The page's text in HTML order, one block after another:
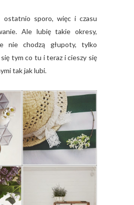
ostatnio sporo, więc i czasu
Ale lubię takie okresy,
nie chodzą głupoty, tylko
się tym co tu i teraz i cieszy się
tak jak lubi.